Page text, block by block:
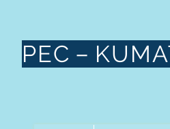
PEC－